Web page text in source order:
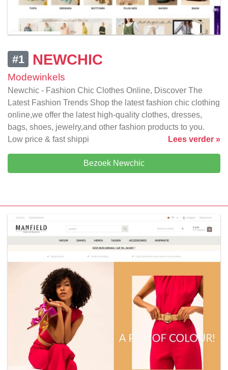
#1 NEWCHIC
Modewinkels
Newchic - Fashion Chic Clothes Online, Discover The
Latest Fashion Trends Shop the latest fashion chic clothing
online,we offer the latest high-quality clothes, dresses,
bags, shoes, jewelry,and other fashion products to you.
Low price & fast shippi
Lees verder »
Bezoek Newchic